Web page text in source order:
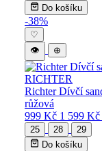
Do košíku
-38%
♡
👁
⊕
RICHTER
Richter Dívčí
růžová
999 Kč 1 599 Kč
25 28
29
Do košíku